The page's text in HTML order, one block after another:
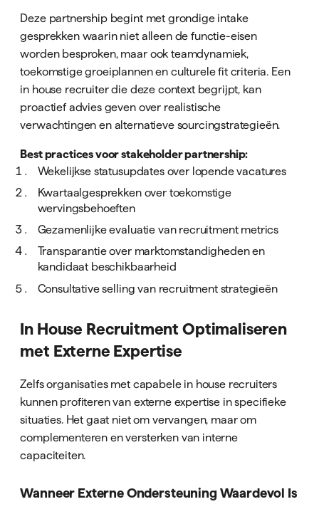
Deze partnership begint met grondige intake
gesprekken waarin niet alleen de functie-eisen
worden besproken, maar ook teamdynamiek,
toekomstige groeiplannen en culturele fit criteria. Een
in house recruiter die deze context begrijpt, kan
proactief advies geven over realistische
verwachtingen en alternatieve sourcingstrategieën.
Best practices voor stakeholder partnership:
Wekelijkse statusupdates over lopende vacatures
Kwartaalgesprekken over toekomstige
wervingsbehoeften
Gezamenlijke evaluatie van recruitment metrics
Transparantie over marktomstandigheden en
kandidaat beschikbaarheid
Consultative selling van recruitment strategieën
In House Recruitment Optimaliseren
met Externe Expertise
Zelfs organisaties met capabele in house recruiters
kunnen profiteren van externe expertise in specifieke
situaties. Het gaat niet om vervangen, maar om
complementeren en versterken van interne
capaciteiten.
Wanneer Externe Ondersteuning Waardevol Is